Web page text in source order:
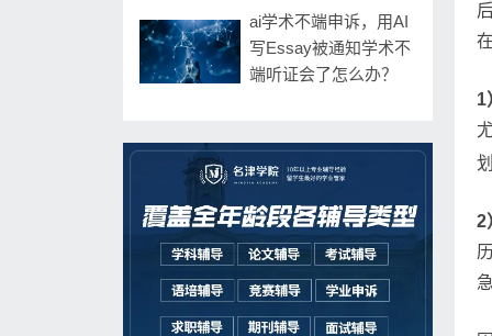
1
2
ai学术不端申诉，用AI
写Essay被通知学术不
端听证会了怎么办？